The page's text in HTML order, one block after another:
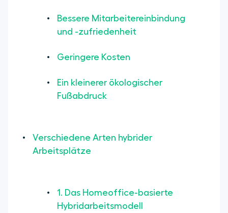
Bessere Mitarbeitereinbindung
und -zufriedenheit
Geringere Kosten
Ein kleinerer ökologischer
Fußabdruck
Verschiedene Arten hybrider
Arbeitsplätze
1. Das Homeoffice-basierte
Hybridarbeitsmodell